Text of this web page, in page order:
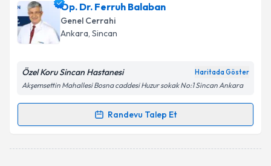
Op. Dr. Ferruh Balaban
Genel Cerrahi
Ankara, Sincan
Özel Koru Sincan Hastanesi Haritada Göster
Akşemsettin Mahallesi Bosna caddesi Huzur sokak No:1 Sincan Ankara
Randevu Talep Et
Randevu Takvimi Talebi